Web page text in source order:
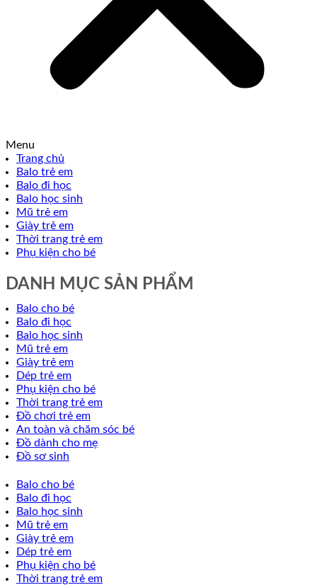
Menu
Trang chủ
Balo trẻ em
Balo đi học
Balo học sinh
Mũ trẻ em
Giày trẻ em
Thời trang trẻ em
Phụ kiện cho bé
DANH MỤC SẢN PHẨM
Balo cho bé
Balo đi học
Balo học sinh
Mũ trẻ em
Giày trẻ em
Dép trẻ em
Phụ kiện cho bé
Thời trang trẻ em
Đồ chơi trẻ em
An toàn và chăm sóc bé
Đồ dành cho mẹ
Đồ sơ sinh
Balo cho bé
Balo đi học
Balo học sinh
Mũ trẻ em
Giày trẻ em
Dép trẻ em
Phụ kiện cho bé
Thời trang trẻ em